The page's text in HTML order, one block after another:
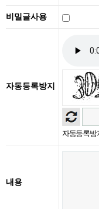
비밀글사용
자동등록방지
자동등록방
내용